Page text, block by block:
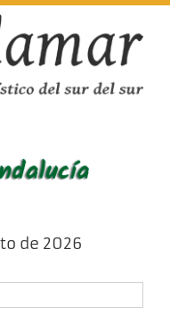
de 2026